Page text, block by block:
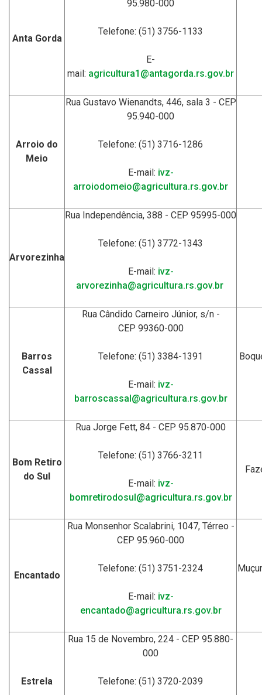
Anta Gorda
95.980-000
Telefone: (51) 3756-1133
E-
mail: agricultura1@antagorda.rs.gov.br
Arroio do
Meio
Rua Gustavo Wienandts, 446, sala 3 - CEP
95.940-000
Telefone: (51) 3716-1286
E-mail: ivz-
arroiodomeio@agricultura.rs.gov.br
Arvorezinha
Rua Independência, 388 - CEP 95995-000
Telefone: (51) 3772-1343
E-mail: ivz-
arvorezinha@agricultura.rs.gov.br
Barros
Cassal
Rua Cândido Carneiro Júnior, s/n -
CEP 99360-000
Telefone: (51) 3384-1391
E-mail: ivz-
barroscassal@agricultura.rs.gov.br
Bom Retiro
do Sul
Rua Jorge Fett, 84 - CEP 95.870-000
Telefone: (51) 3766-3211
E-mail: ivz-
bomretirodosul@agricultura.rs.gov.br
Encantado
Rua Monsenhor Scalabrini, 1047, Térreo -
CEP 95.960-000
Telefone: (51) 3751-2324
E-mail: ivz-
encantado@agricultura.rs.gov.br
Estrela
Rua 15 de Novembro, 224 - CEP 95.880-
000
Telefone: (51) 3720-2039